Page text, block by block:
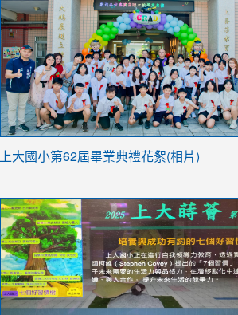
link
YfDQppRvyMk686kIw6SBbssEIZ6WnT/
usp=sharing
上大國小第62屆畢業典禮花絮(相片)
to
https://drive.google.com/file/d/1I-
YfDQppRvyMk686kIw6SBbssEIZ6WnT/
usp=sharing
to
https://sites.google.com/stes.tyc.edu.tw/